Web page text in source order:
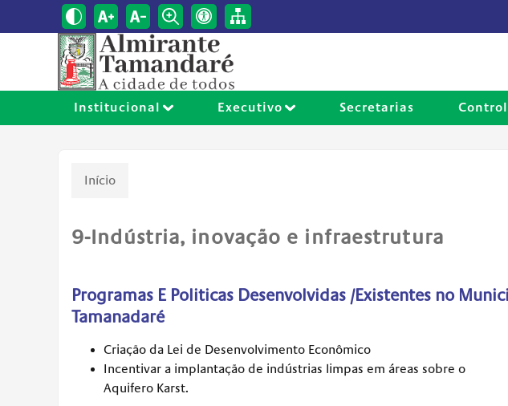
Institucional Executivo Secretarias
Início
9-Indústria, inovação e infraestrutura
Programas E Politicas Desenvolvidas /Existentes no
Tamanadaré
Criação da Lei de Desenvolvimento Econômico
Incentivar a implantação de indústrias limpas em áreas sobre o
Aquifero Karst.